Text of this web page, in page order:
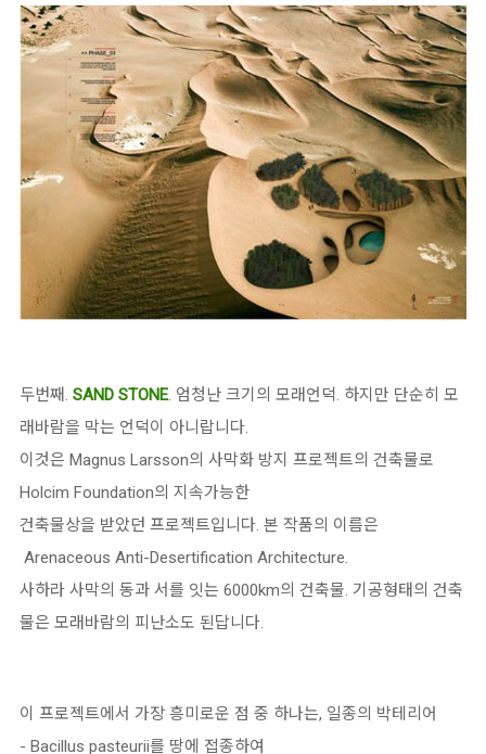
두번째. SAND STONE. 엄청난 크기의 모래언덕. 하지만 단순히 모
래바람을 막는 언덕이 아니랍니다.
이것은 Magnus Larsson의 사막화 방지 프로젝트의 건축물로
Holcim Foundation의 지속가능한
건축물상을 받았던 프로젝트입니다. 본 작품의 이름은
Arenaceous Anti-Desertification Architecture.
사하라 사막의 동과 서를 잇는 6000km의 건축물. 기공형태의 건축
물은 모래바람의 피난소도 된답니다.
이 프로젝트에서 가장 흥미로운 점 중 하나는, 일종의 박테리어
- Bacillus pasteurii를 땅에 접종하여